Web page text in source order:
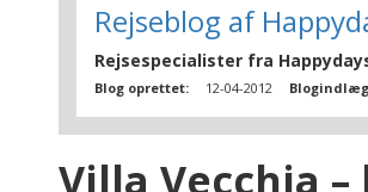
Rejseblog af
Rejsespecialister fra
Blog oprettet: 12-04-2012
Villa Vecchia